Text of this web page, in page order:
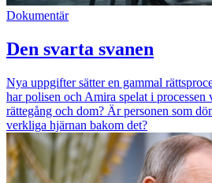
Dokumentär
Den svarta svanen
Nya uppgifter sätter en gammal
har polisen och Amira spelat i processen
rättegång och dom? Är personen som
verkliga hjärnan bakom det?